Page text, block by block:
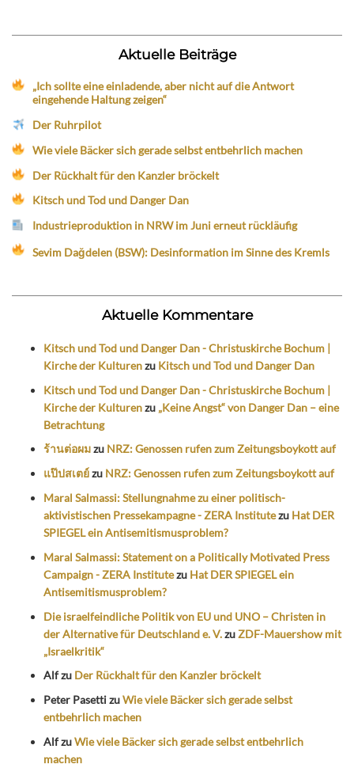
Aktuelle Beiträge
„Ich sollte eine einladende, aber nicht auf die Antwort
eingehende Haltung zeigen“
Der Ruhrpilot
Wie viele Bäcker sich gerade selbst entbehrlich machen
Der Rückhalt für den Kanzler bröckelt
Kitsch und Tod und Danger Dan
Industrieproduktion in NRW im Juni erneut rückläufig
Sevim Dağdelen (BSW): Desinformation im Sinne des Kremls
Aktuelle Kommentare
Kitsch und Tod und Danger Dan - Christuskirche Bochum |
Kirche der Kulturenzu Kitsch und Tod und Danger Dan
Kitsch und Tod und Danger Dan - Christuskirche Bochum |
Kirche der Kulturenzu „Keine Angst“ von Danger Dan – eine
Betrachtung
ร้านต่อผมzu NRZ: Genossen rufen zum Zeitungsboykott auf
แป๊ปสเตย์zu NRZ: Genossen rufen zum Zeitungsboykott auf
Maral Salmassi: Stellungnahme zu einer politisch-
aktivistischen Pressekampagne - ZERA Institutezu Hat DER
SPIEGEL ein Antisemitismusproblem?
Maral Salmassi: Statement on a Politically Motivated Press
Campaign - ZERA Institutezu Hat DER SPIEGEL ein
Antisemitismusproblem?
Die israelfeindliche Politik von EU und UNO – Christen in
der Alternative für Deutschland e. V.zuZDF-Mauershow mit
„Israelkritik“
Alfzu Der Rückhalt für den Kanzler bröckelt
Peter PasettizuWie viele Bäcker sich gerade selbst
entbehrlich machen
AlfzuWie viele Bäcker sich gerade selbst entbehrlich
machen